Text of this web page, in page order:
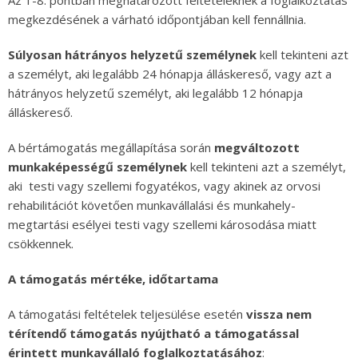
megkezdésének a várható időpontjában kell fennállnia.
Súlyosan hátrányos helyzetű személynek kell tekinteni azt
a személyt, aki legalább 24 hónapja álláskereső, vagy azt a
hátrányos helyzetű személyt, aki legalább 12 hónapja
álláskereső.
A bértámogatás megállapítása során megváltozott
munkaképességű személynek kell tekinteni azt a személyt,
aki testi vagy szellemi fogyatékos, vagy akinek az orvosi
rehabilitációt követően munkavállalási és munkahely-
megtartási esélyei testi vagy szellemi károsodása miatt
csökkennek.
A támogatás mértéke, időtartama
A támogatási feltételek teljesülése esetén vissza nem
térítendő támogatás nyújtható a támogatással
érintett munkavállaló foglalkoztatásához: